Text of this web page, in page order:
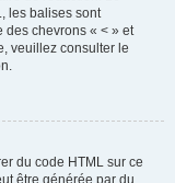
les balises sont
des chevrons « < » et
veuillez consulter le
du code HTML sur ce
être générée par du